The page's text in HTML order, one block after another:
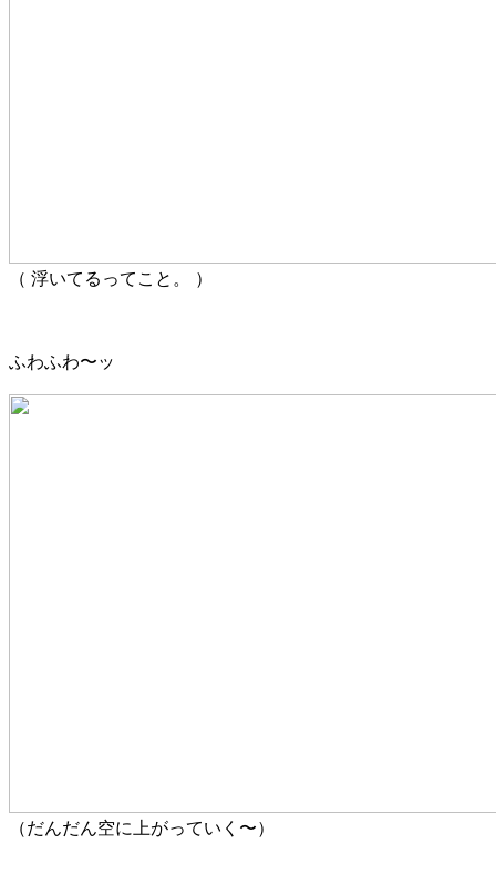
（ 浮いてるってこと。 ）
ふわふわ〜ッ
（だんだん空に上がっていく〜）